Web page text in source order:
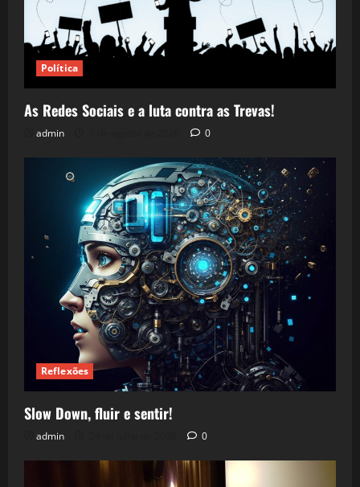
Política
As Redes Sociais e a luta contra as Trevas!
admin 0
Reflexões
Slow Down, fluir e sentir!
admin 0